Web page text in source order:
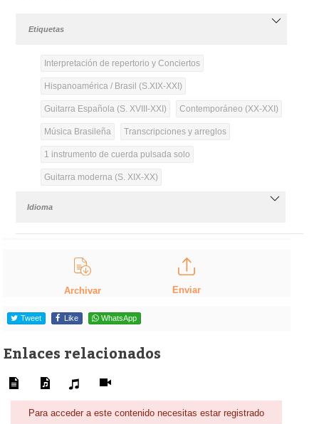
Etiquetas
Interpretación de repertorio y Conciertos
Hispanoamérica / Brasil (S.XIX-XXI)
Guitarra Española (S. XVIII-XXI) Contemporáneo (XX-XXI)
Música Brasileña Transcripciones y arreglos
1 instrumento de cuerda pulsada solo
Guitarra moderna (S. XIX-XX)
Idioma
Archivar Enviar
Tweet Like WhatsApp
Enlaces relacionados
Para acceder a este contenido necesitas estar registrado